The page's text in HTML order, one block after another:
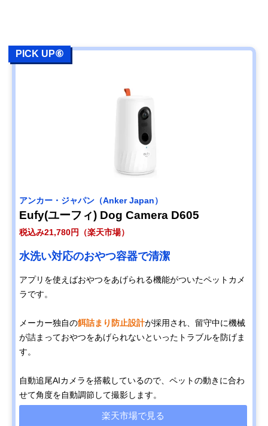
PICK UP⑥
アンカー・ジャパン（Anker Japan）
Eufy(ユーフィ) Dog Camera D605
税込み21,780円（楽天市場）
水洗い対応のおやつ容器で清潔
アプリを使えばおやつをあげられる機能がついたペットカメ
ラです。
メーカー独自の餌詰まり防止設計が採用され、留守中に機械
が詰まっておやつをあげられないといったトラブルを防げま
す。
自動追尾AIカメラを搭載しているので、ペットの動きに合わ
せて角度を自動調節して撮影します。
楽天市場で見る